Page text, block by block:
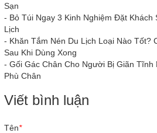
Sạn
- Bỏ Túi Ngay 3 Kinh Nghiệm Đặt Khách
Lịch
- Khăn Tắm Nén Du Lịch Loại Nào Tốt?
Sau Khi Dùng Xong
- Gối Gác Chân Cho Người Bị Giãn
Phù Chân
Viết bình luận
Tên*